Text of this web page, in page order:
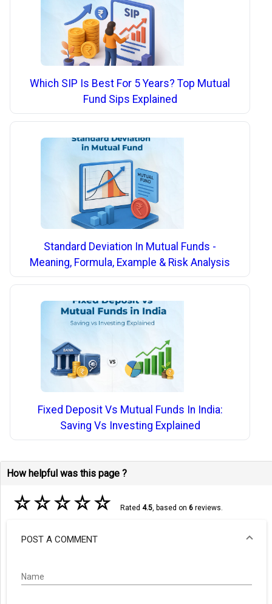
Which SIP Is Best For 5 Years? Top Mutual
Fund Sips Explained
Standard Deviation In Mutual Funds -
Meaning, Formula, Example & Risk Analysis
Fixed Deposit Vs Mutual Funds In India:
Saving Vs Investing Explained
How helpful was this page ?
☆☆☆☆☆ Rated 4.5, based on 6reviews.
POST A COMMENT
Name